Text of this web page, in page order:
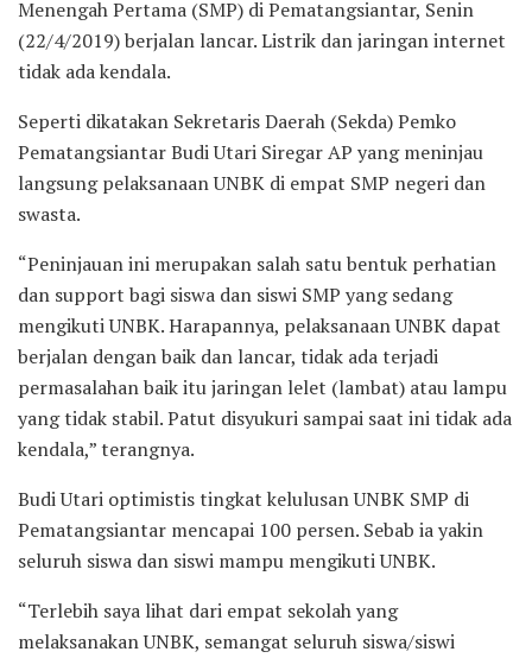
Menengah Pertama (SMP) di Pematangsiantar, Senin
(22/4/2019) berjalan lancar. Listrik dan jaringan internet
tidak ada kendala.
Seperti dikatakan Sekretaris Daerah (Sekda) Pemko
Pematangsiantar Budi Utari Siregar AP yang meninjau
langsung pelaksanaan UNBK di empat SMP negeri dan
swasta.
“Peninjauan ini merupakan salah satu bentuk perhatian
dan support bagi siswa dan siswi SMP yang sedang
mengikuti UNBK. Harapannya, pelaksanaan UNBK dapat
berjalan dengan baik dan lancar, tidak ada terjadi
permasalahan baik itu jaringan lelet (lambat) atau lampu
yang tidak stabil. Patut disyukuri sampai saat ini tidak ada
kendala,” terangnya.
Budi Utari optimistis tingkat kelulusan UNBK SMP di
Pematangsiantar mencapai 100 persen. Sebab ia yakin
seluruh siswa dan siswi mampu mengikuti UNBK.
“Terlebih saya lihat dari empat sekolah yang
melaksanakan UNBK, semangat seluruh siswa/siswi